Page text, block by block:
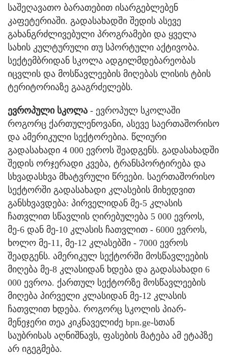
საშეღავათო ბარათებით ისარგებლებენ
კაფეტერიაში. გადასახადში შედის ასევე
გახანგრძლივებული პროგრამები და ყველა
სახის კულტურული თუ სპორტული აქტივობა.
სექტემბრიდან სკოლა ადგილმდებარეობას
იცვლის და მოსწავლეების მიღებას ლისის ტბის
ტერიტორიაზე გააგრძელებს.
ევროპული სკოლა - ევროპულ სკოლაში
როგორც ქართულენოვანი, ასევე საერთაშორისო
და ამერიკული სექტორებია. წლიური
გადასახადი 4 000 ევროს შეადგენს. გადასახადში
შედის ორჯერადი კვება, ტრანსპორტირება და
სხვადასხვა მხატვრული წრეები. საერთაშორისო
სექტორში გადასახადი კლასების მიხედვით
განსხვავდება: პირველიდან მე-5 კლასის
ჩათვლით სწავლის ღირებულება 5 000 ევროს,
მე-6 დან მე-10 კლასის ჩათვლით - 6000 ევროს,
ხოლო მე-11, მე-12 კლასებში - 7000 ევროს
შეადგენს. ამერიკულ სექტორში მოსწავლეების
მიღება მე-8 კლასიდან ხდება და გადასახადი 6
000 ევროა. ქართულ სექტორზე მოსწავლეების
მიღება პირველი კლასიდან მე-12 კლასის
ჩათვლით ხდება. როგორც სკოლის პიარ-
მენეჯერი თეა კიკნაველიძე bpn.ge-სთან
საუბრისას აღნიშნავს, ფასების მატება ამ ეტაპზე
არ იგეგმება.